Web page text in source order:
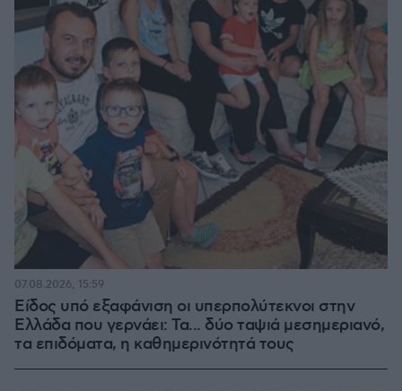
Είδος υπό εξαφάνιση οι υπερπολύτεκνοι στην
Ελλάδα που γερνάει: Τα... δύο ταψιά μεσημεριανό,
τα επιδόματα, η καθημερινότητά τους
07.08.2026, 15:59